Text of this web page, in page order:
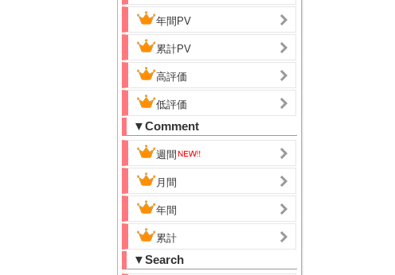
年間PV
累計PV
高評価
低評価
▼Comment
週間
月間
年間
累計
▼Search